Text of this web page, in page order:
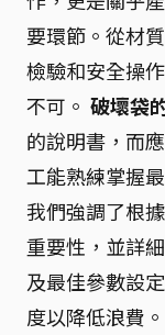
要環節。從材
檢驗和安全操
不可。 破壞袋
的說明書，而
工能熟練掌握
我們強調了根
重要性，並詳
及最佳參數設
度以降低浪費